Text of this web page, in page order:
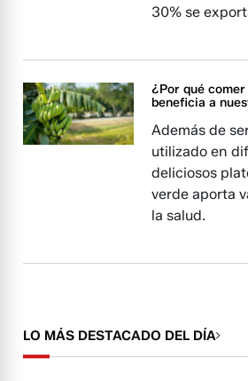
30% se
¿Por qué
beneficia a
Además de
utilizado en
deliciosos
verde aporta
la salud.
LO MÁS DESTACADO DEL DÍA